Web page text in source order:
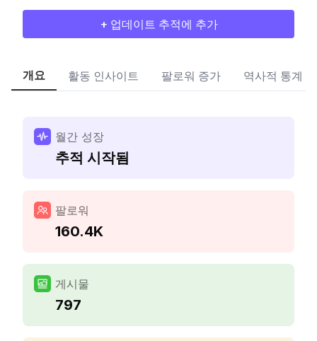
+ 업데이트 추적에 추가
개요 활동 인사이트 팔로워 증가 역사적 통계
월간 성장
추적 시작됨
팔로워
160.4K
게시물
797